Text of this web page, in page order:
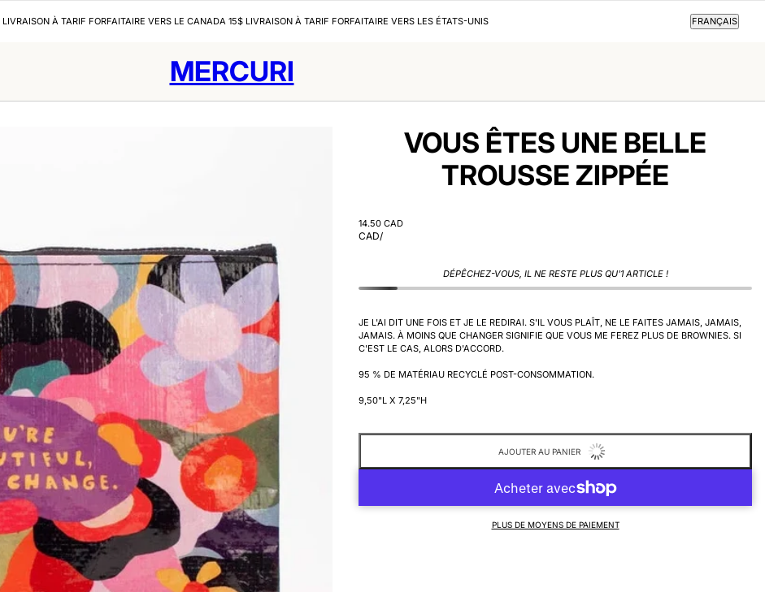
LIVRAISON À TARIF FORFAITAIRE VERS LE CANADA 15$ LIVRAISON À TARIF FORFAITAIRE VERS LES ÉTATS-UNIS FRANÇAIS
FRANÇAIS
MERCURI
VOUS ÊTES UNE BELLE
TROUSSE ZIPPÉE
14.50 CAD
CAD/
DÉPÊCHEZ-VOUS, IL NE RESTE PLUS QU'1 ARTICLE !
JE L'AI DIT UNE FOIS ET JE LE REDIRAI. S'IL VOUS PLAÎT, NE LE FAITES JAMAIS, JAMAIS,
JAMAIS. À MOINS QUE CHANGER SIGNIFIE QUE VOUS ME FEREZ PLUS DE BROWNIES. SI
C'EST LE CAS, ALORS D'ACCORD.
95 % DE MATÉRIAU RECYCLÉ POST-CONSOMMATION.
9,50"L X 7,25"H
AJOUTER AU PANIER
PLUS DE MOYENS DE PAIEMENT